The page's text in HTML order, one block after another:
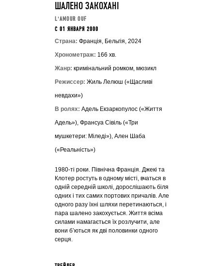
ШАЛЕНО ЗАКОХАНІ
L'AMOUR OUF
C 01 ЯНВАРЯ 2000
Страна: Франція, Бельгія, 2024
Хронометраж: 166 хв.
Жанр: кримінальний ромком, мюзикл
Режиссер: Жиль Лелюш («Щасливі
невдахи»)
В ролях: Адель Екзаркопулос («Життя
Адель»), Франсуа Сівіль («Три
мушкетери: Міледі»), Ален Шаба
(«Реальність»)
1980-ті роки. Північна Франція. Джекі та
Клотер ростуть в одному місті, вчаться в
одній середній школі, дорослішають біля
одних і тих самих портових причалів. Але
одного разу їхні шляхи перетинаються, і
пара шалено закохується. Життя всіма
силами намагається їх розлучити, але
вони бʼються як дві половинки одного
серця.